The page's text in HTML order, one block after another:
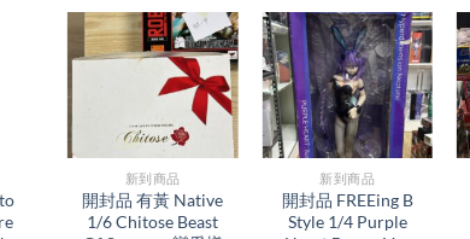
新到商品​
開封品 有黃 Native
1/6 Chitose Beast
新到商品​
開封品 FREEing B
Style 1/4 Purple